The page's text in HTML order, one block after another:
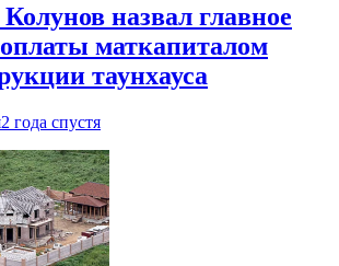
назвал главное
оплаты маткапиталом
таунхауса
2 года спустя